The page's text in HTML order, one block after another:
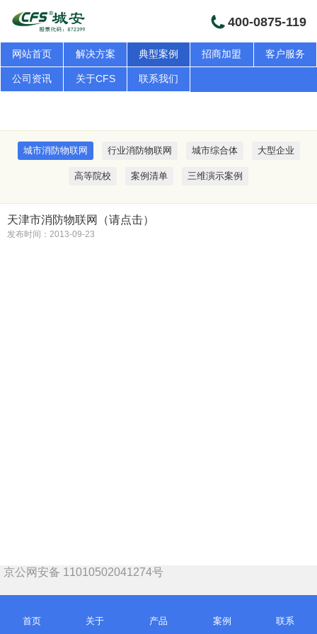
400-0875-119
网站首页 解决方案 典型案例 招商加盟 客户服务
公司资讯 关于CFS 联系我们
城市消防物联网 行业消防物联网 城市综合体 大型企业
高等院校 案例清单 三维演示案例
天津市消防物联网（请点击）
发布时间：2013-09-23
京公网安备 11010502041274号
首页 关于 产品 案例 联系